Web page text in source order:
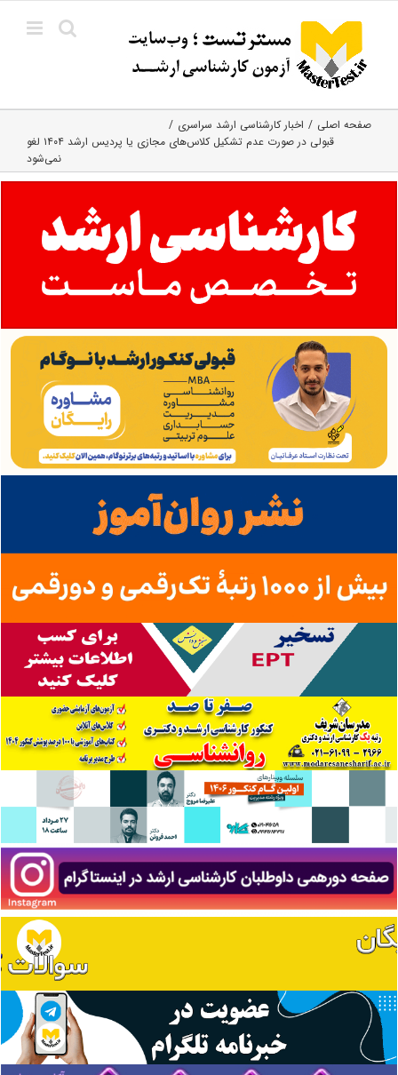
content
صفحه اصلی
اخبار کارشناسی ارشد سراسری
قبولی در صورت‌ عدم تشکیل کلاس‌های مجازی یا پردیس ارشد ۱۴۰۴ لغو
نمی‌شود